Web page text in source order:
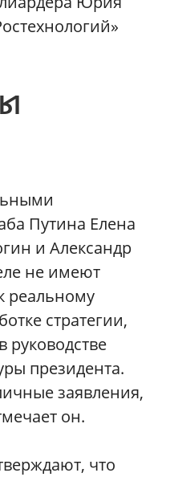
Путина Елена
и Александр
не имеют
реальному
стратегии,
руководстве
президента.
заявления,
он.
что